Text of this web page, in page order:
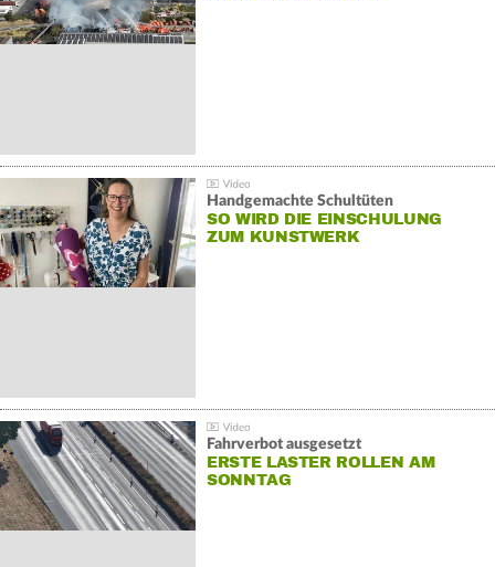
Handgemachte Schultüten
SO WIRD DIE EINSCHULUNG
ZUM KUNSTWERK
Fahrverbot ausgesetzt
ERSTE LASTER ROLLEN AM
SONNTAG